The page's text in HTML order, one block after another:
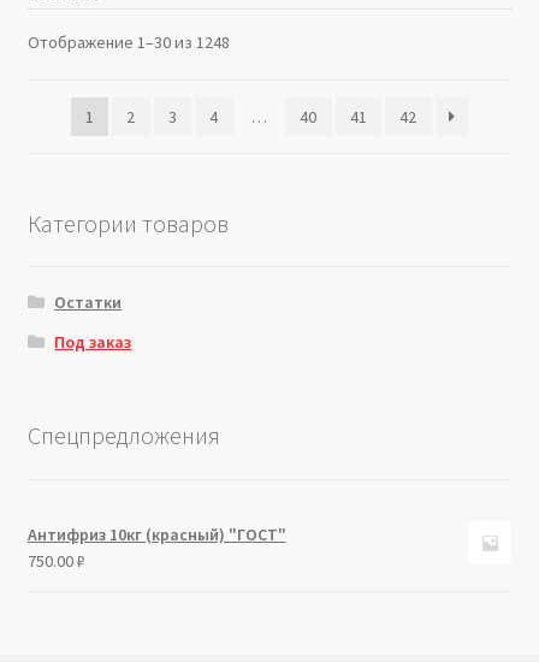
Отображение 1–30 из 1248
1 2 3 4 … 40 41 42
Категории товаров
Остатки
Под заказ
Спецпредложения
Антифриз 10кг (красный) "ГОСТ"
750.00₽